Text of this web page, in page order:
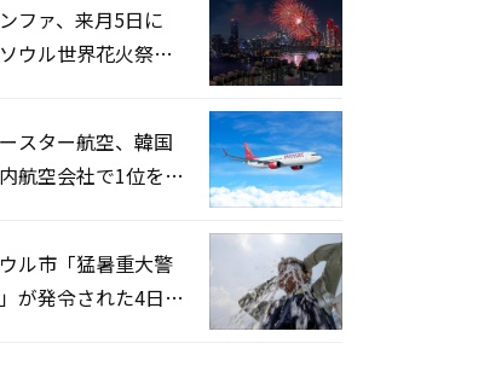
ファ、来月5日に
ソウル世界花火祭り
スター航空、韓国
航空会社で1位を記
ル市「猛暑重大警
が発令された4日、